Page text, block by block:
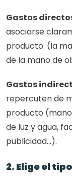
Gastos
asociarse
producto. (la
de la mano de
Gastos
repercuten de
producto
de luz y agua,
publicidad...).
2. Elige el